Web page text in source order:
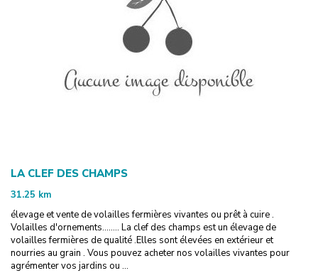
LA CLEF DES CHAMPS
31.25 km
élevage et vente de volailles fermières vivantes ou prêt à cuire .
Volailles d'ornements........ La clef des champs est un élevage de
volailles fermières de qualité .Elles sont élevées en extérieur et
nourries au grain . Vous pouvez acheter nos volailles vivantes pour
agrémenter vos jardins ou ...